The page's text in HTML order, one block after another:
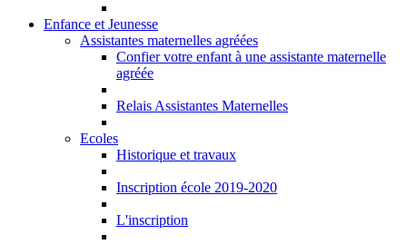
Enfance et Jeunesse
Assistantes maternelles agréées
Confier votre enfant à une assistante maternelle
agréée
Relais Assistantes Maternelles
Ecoles
Historique et travaux
Inscription école 2019-2020
L'inscription